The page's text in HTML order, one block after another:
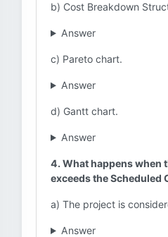
b) Cost Breakdown
Answer
c) Pareto chart.
Answer
d) Gantt chart.
Answer
4. What happens when
exceeds the Scheduled
a) The project is
Answer